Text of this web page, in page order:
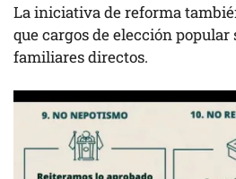
La iniciativa de reforma
que cargos de elección popular
familiares directos.